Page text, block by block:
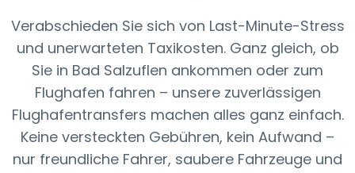
Verabschieden Sie sich von Last-Minute-Stress
und unerwarteten Taxikosten. Ganz gleich, ob
Sie in Bad Salzuflen ankommen oder zum
Flughafen fahren – unsere zuverlässigen
Flughafentransfers machen alles ganz einfach.
Keine versteckten Gebühren, kein Aufwand –
nur freundliche Fahrer, saubere Fahrzeuge und